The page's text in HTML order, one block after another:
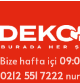
Bize hafta içi
0212 551 7222